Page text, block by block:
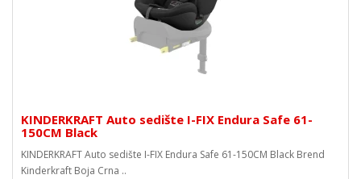
KINDERKRAFT Auto sedište I-FIX Endura Safe 61-
150CM Black
KINDERKRAFT Auto sedište I-FIX Endura Safe 61-150CM Black Brend
Kinderkraft Boja Crna ..